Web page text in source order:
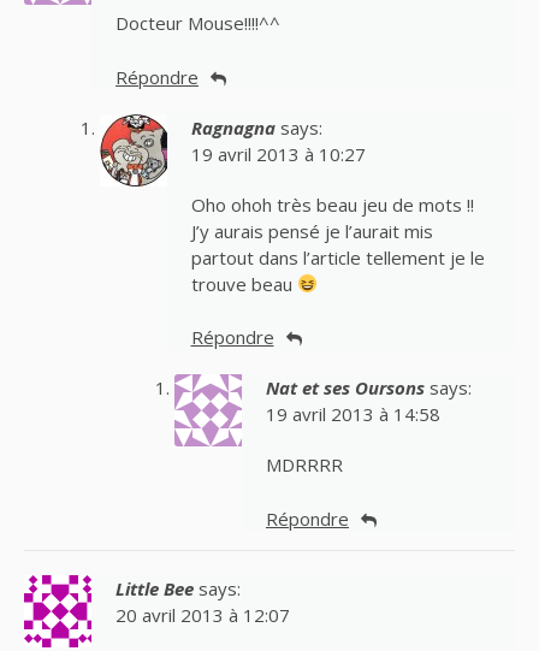
Docteur Mouse!!!!^^
Répondre
Ragnagna says:
19 avril 2013 à 10:27
Oho ohoh très beau jeu de mots !!
J’y aurais pensé je l’aurait mis
partout dans l’article tellement je le
trouve beau
Répondre
Nat et ses Oursons says:
19 avril 2013 à 14:58
MDRRRR
Répondre
Little Bee says:
20 avril 2013 à 12:07